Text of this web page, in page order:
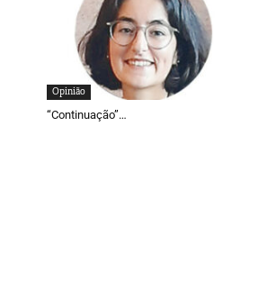
Opinião
“Continuação”…